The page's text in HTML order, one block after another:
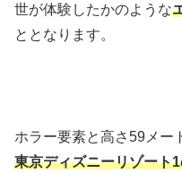
世が体験したかのような
ととなります。
ホラー要素と高さ59メー
東京ディズニーリゾート